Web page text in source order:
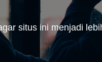
situs ini menjadi